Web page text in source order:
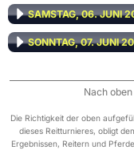
SAMSTAG, 06. JUNI
SONNTAG, 07. JUNI
Nach oben
Die Richtigkeit der oben
dieses Reitturnieres, obligt
Ergebnissen, Reitern und